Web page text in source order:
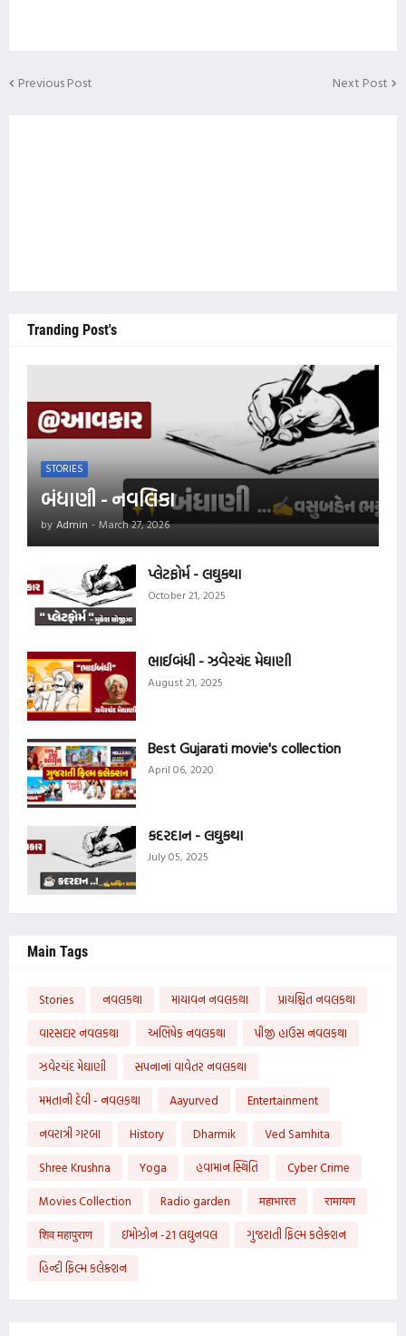
Previous Post Next Post
Tranding Post's
STORIES
બંધાણી - નવલિકા
by Admin - March 27, 2026
પ્લેટફોર્મ - લઘુકથા
October 21, 2025
ભાઈબંધી - ઝવેરચંદ મેઘાણી
August 21, 2025
Best Gujarati movie's collection
April 06, 2020
કદરદાન - લઘુકથા
July 05, 2025
Main Tags
Stories નવલકથા માયાવન નવલકથા
પ્રાયશ્ચિત નવલકથા
વારસદાર નવલકથા
અભિષેક નવલકથા
પીજી હાઉસ નવલકથા
ઝવેરચંદ મેઘાણી
સપનાનાં વાવેતર નવલકથા
મમતાની દેવી - નવલકથા
Aayurved
Entertainment
નવરાત્રી ગરબા
History Dharmik
Ved Samhita
Shree Krushna
Yoga હવામાન સ્થિતિ
Cyber Crime
Movies Collection
Radio garden महाभारत
रामायण
शिव महापुराण
ઇમોઝોન -21 લઘુનવલ
ગુજરાતી ફિલ્મ કલેક્શન
હિન્દી ફિલ્મ કલેક્શન